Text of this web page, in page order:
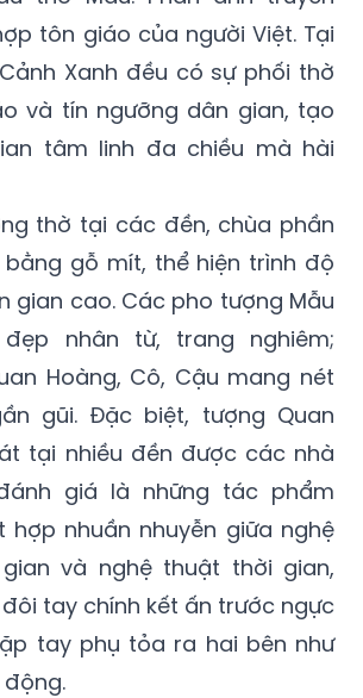
tôn giáo của người Việt. Tại
Xanh đều có sự phối thờ
và tín ngưỡng dân gian, tạo
tâm linh đa chiều mà hài
thờ tại các đền, chùa phần
gỗ mít, thể hiện trình độ
gian cao. Các pho tượng Mẫu
nhân từ, trang nghiêm;
Hoàng, Cô, Cậu mang nét
gũi. Đặc biệt, tượng Quan
tại nhiều đền được các nhà
giá là những tác phẩm
hợp nhuần nhuyễn giữa nghệ
và nghệ thuật thời gian,
tay chính kết ấn trước ngực
tay phụ tỏa ra hai bên như